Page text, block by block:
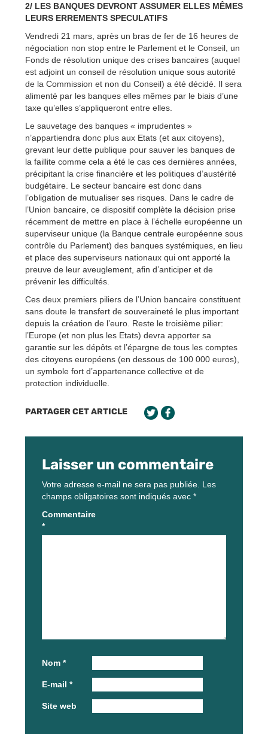
2/ LES BANQUES DEVRONT ASSUMER ELLES MÊMES
LEURS ERREMENTS SPECULATIFS
Vendredi 21 mars, après un bras de fer de 16 heures de
négociation non stop entre le Parlement et le Conseil, un
Fonds de résolution unique des crises bancaires (auquel
est adjoint un conseil de résolution unique sous autorité
de la Commission et non du Conseil) a été décidé. Il sera
alimenté par les banques elles mêmes par le biais d’une
taxe qu’elles s’appliqueront entre elles.
Le sauvetage des banques « imprudentes »
n’appartiendra donc plus aux Etats (et aux citoyens),
grevant leur dette publique pour sauver les banques de
la faillite comme cela a été le cas ces dernières années,
précipitant la crise financière et les politiques d’austérité
budgétaire. Le secteur bancaire est donc dans
l’obligation de mutualiser ses risques. Dans le cadre de
l’Union bancaire, ce dispositif complète la décision prise
récemment de mettre en place à l’échelle européenne un
superviseur unique (la Banque centrale européenne sous
contrôle du Parlement) des banques systémiques, en lieu
et place des superviseurs nationaux qui ont apporté la
preuve de leur aveuglement, afin d’anticiper et de
prévenir les difficultés.
Ces deux premiers piliers de l’Union bancaire constituent
sans doute le transfert de souveraineté le plus important
depuis la création de l’euro. Reste le troisième pilier:
l’Europe (et non plus les Etats) devra apporter sa
garantie sur les dépôts et l’épargne de tous les comptes
des citoyens européens (en dessous de 100 000 euros),
un symbole fort d’appartenance collective et de
protection individuelle.
PARTAGER CET ARTICLE
Laisser un commentaire
Votre adresse e-mail ne sera pas publiée. Les
champs obligatoires sont indiqués avec *
Commentaire
*
Nom *
E-mail *
Site web